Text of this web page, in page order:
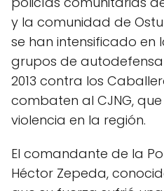
y la comunidad de
se han intensificado en
grupos de
2013 contra los
combaten al CJNG,
violencia en la región.
El comandante de la
Héctor Zepeda,